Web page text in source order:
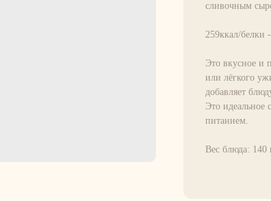
сливочным
259ккал/белки
Это вкусное и
или лёгкого
добавляет
Это идеальное
питанием.
Вес блюда: 140